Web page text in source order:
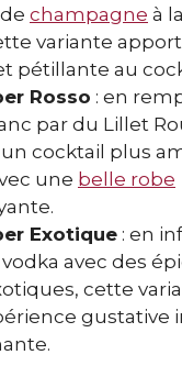
champagne à
variante
pétillante au
Rosso : en
par du Lillet
cocktail plus
une belle robe
Exotique : en
avec des
cette
gustative